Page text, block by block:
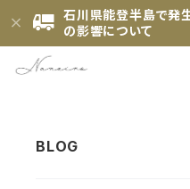
石川県能登半島で発
の影響について